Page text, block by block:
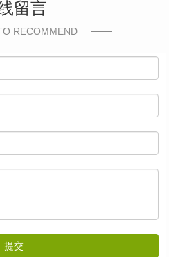
留言
RECOMMEND
提交